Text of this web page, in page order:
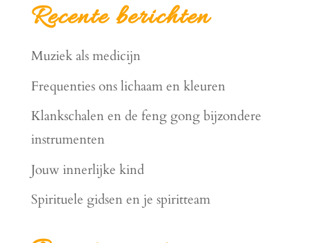
Recente berichten
Muziek als medicijn
Frequenties ons lichaam en kleuren
Klankschalen en de feng gong bijzondere
instrumenten
Jouw innerlijke kind
Spirituele gidsen en je spiritteam